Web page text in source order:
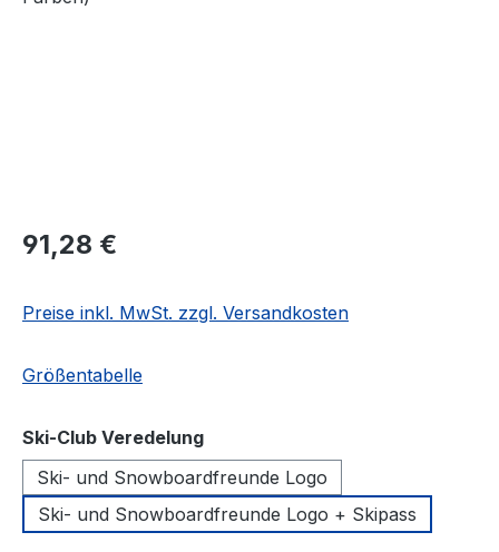
Regulärer Preis:
91,28 €
Preise inkl. MwSt. zzgl. Versandkosten
Größentabelle
Ski-Club Veredelungauswählen
Ski- und Snowboardfreunde Logo
Ski- und Snowboardfreunde Logo + Skipass